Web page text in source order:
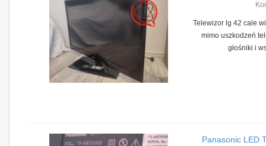
Telewizor lg 42 cale
mimo uszkodzeń
głośniki i
Panasonic LED